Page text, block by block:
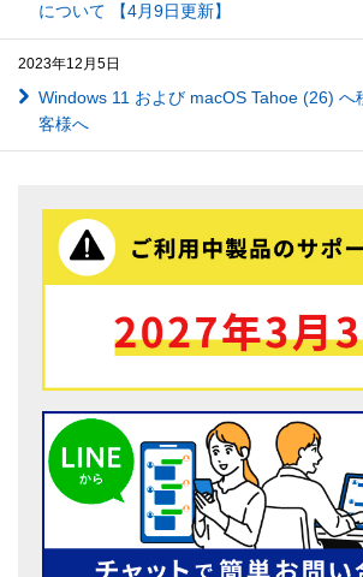
について 【4月9日更新】
2023年12月5日
Windows 11 および macOS Tahoe (26) へ
客様へ